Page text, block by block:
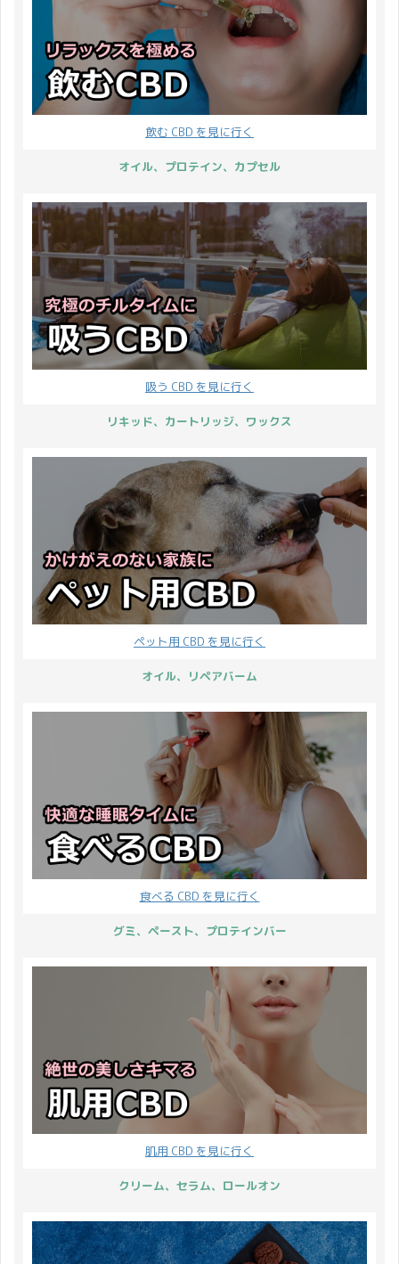
ロードスペクトラムCBD
の違い」について解説し
ていきます。 是非、 ...
使いやすさなど批評でき
る部分もあるはず。 そこ
で、CBDMAN ...
す。 この時期は体調にお
気をつけください。 食欲
の秋は美味しい食べ物で
温まりたいですね。 ヘン
プシードオイルとヘンプ
シードナッツは、加熱す
ると必須脂肪酸が壊れて
しまうので NG ですが
とは全く問題ありません
♪ ヘンプ食品でお手軽に
栄養を補って毎日を健や
かにお過ごしください ...
かがでしょうか？ とにか
く香りが良く、それぞれ
のフレーバーが個性をも
ったテルペン（天然の香
気成分）で、飽きのこな
い仕上がりの自信作で
す。 実はこの商品に限っ
て、現時点で 期限は無制
お得なんです♪
VapeManiaオリジナル
CBD 99.6% テルペン配
合 和みワック ...
飲む CBD を見に行く
オイル、プロテイン、カプセル
吸う CBD を見に行く
リキッド、カートリッジ、ワックス
ペット用 CBD を見に行く
オイル、リペアバーム
食べる CBD を見に行く
グミ、ペースト、プロテインバー
肌用 CBD を見に行く
クリーム、セラム、ロールオン